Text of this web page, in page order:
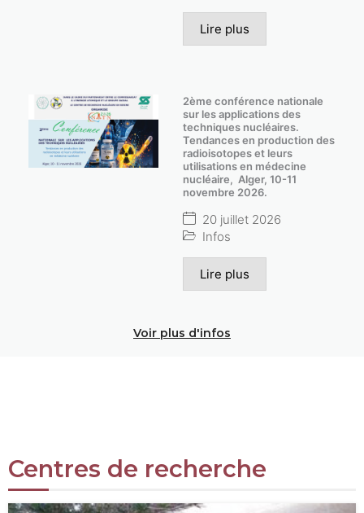
Lire plus
2ème conférence nationale
sur les applications des
techniques nucléaires.
Tendances en production des
radioisotopes et leurs
utilisations en médecine
nucléaire, Alger, 10-11
novembre 2026.
20 juillet 2026
Infos
Lire plus
Voir plus d'infos
Centres de recherche